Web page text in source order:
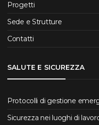
Progetti
Sede e Strutture
Contatti
SALUTE E SICUREZZA
Protocolli di gestione
Sicurezza nei luoghi di